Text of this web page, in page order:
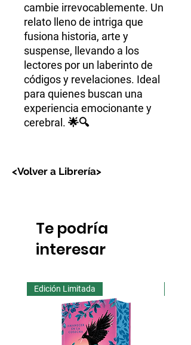
cambie irrevocablemente. Un
relato lleno de intriga que
fusiona historia, arte y
suspense, llevando a los
lectores por un laberinto de
códigos y revelaciones. Ideal
para quienes buscan una
experiencia emocionante y
cerebral. 🌟🔍
<Volver a Librería>
Te podría
interesar
Edición Limitada